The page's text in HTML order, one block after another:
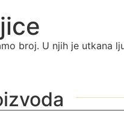
broj. U njih je utkana